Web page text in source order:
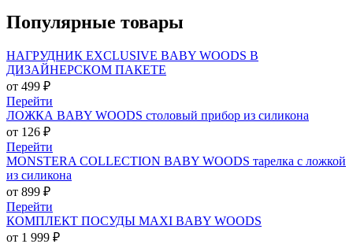
Популярные товары
НАГРУДНИК EXCLUSIVE BABY WOODS В
ДИЗАЙНЕРСКОМ ПАКЕТЕ
от 499 ₽
Перейти
ЛОЖКА BABY WOODS столовый прибор из силикона
от 126 ₽
Перейти
MONSTERA COLLECTION BABY WOODS тарелка с ложкой
из силикона
от 899 ₽
Перейти
КОМПЛЕКТ ПОСУДЫ MAXI BABY WOODS
от 1 999 ₽